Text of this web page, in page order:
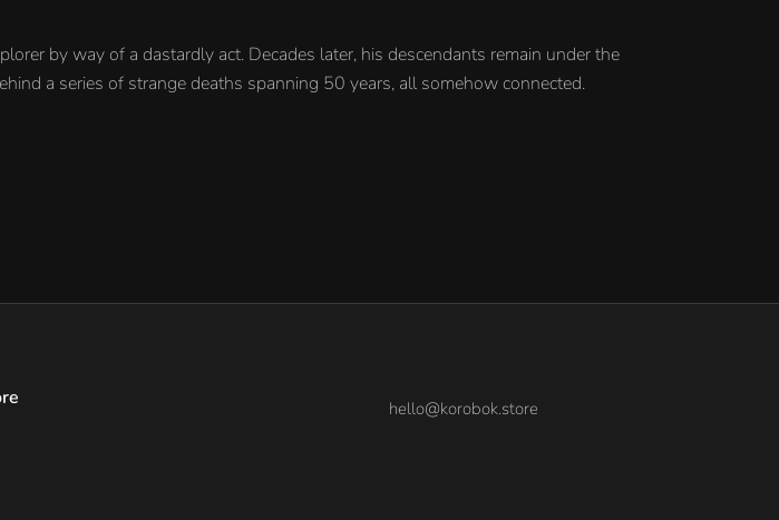
by way of a dastardly act. Decades later, his descendants remain under the
a series of strange deaths spanning 50 years, all somehow connected.
hello@korobok.store